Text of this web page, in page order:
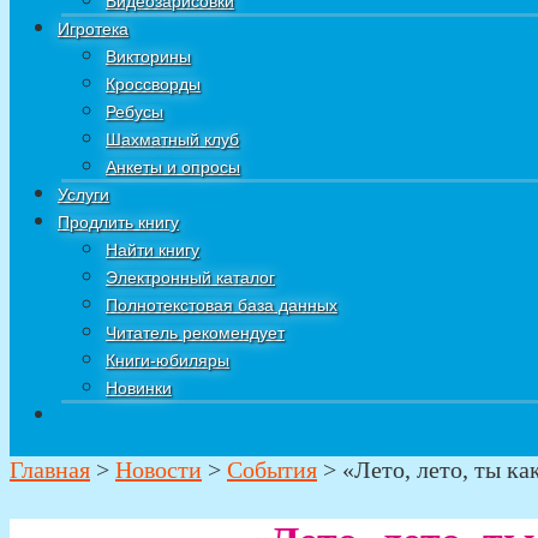
Игротека
Викторины
Кроссворды
Ребусы
Шахматный клуб
Анкеты и опросы
Услуги
Продлить книгу
Найти книгу
Электронный каталог
Полнотекстовая база данных
Читатель рекомендует
Книги-юбиляры
Новинки
Главная > Новости > События > «Лето, лето, ты